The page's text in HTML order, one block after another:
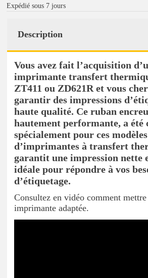
Expédié sous 7 jours
Description
Vous avez fait l’acquisition
imprimante transfert
ZT411 ou ZD621R et vous
garantir des impressions
haute qualité. Ce ruban
hautement performante, a été
spécialement pour ces modèles
d’imprimantes à transfert
garantit une impression nette
idéale pour répondre à vos
d’étiquetage.
Consultez en vidéo comment
imprimante adaptée.